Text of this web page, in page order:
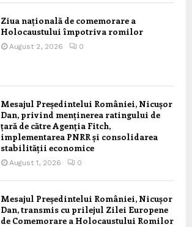
Ziua națională de comemorare a
Holocaustului împotriva romilor
August 2, 2026 0
Mesajul Președintelui României, Nicușor
Dan, privind menținerea ratingului de
țară de către Agenția Fitch,
implementarea PNRR și consolidarea
stabilității economice
August 1, 2026 0
Mesajul Președintelui României, Nicușor
Dan, transmis cu prilejul Zilei Europene
de Comemorare a Holocaustului Romilor